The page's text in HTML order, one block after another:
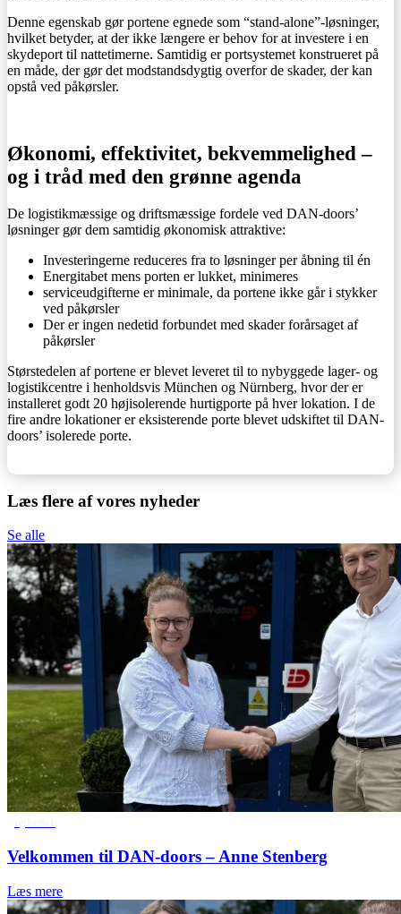
Denne egenskab gør portene egnede som “stand-alone”-løsninger,
hvilket betyder, at der ikke længere er behov for at investere i en
skydeport til nattetimerne. Samtidig er portsystemet konstrueret på
en måde, der gør det modstandsdygtig overfor de skader, der kan
opstå ved påkørsler.
Økonomi, effektivitet, bekvemmelighed –
og i tråd med den grønne agenda
De logistikmæssige og driftsmæssige fordele ved DAN-doors’
løsninger gør dem samtidig økonomisk attraktive:
Investeringerne reduceres fra to løsninger per åbning til én
Energitabet mens porten er lukket, minimeres
serviceudgifterne er minimale, da portene ikke går i stykker
ved påkørsler
Der er ingen nedetid forbundet med skader forårsaget af
påkørsler
Størstedelen af portene er blevet leveret til to nybyggede lager- og
logistikcentre i henholdsvis München og Nürnberg, hvor der er
installeret godt 20 højisolerende hurtigporte på hver lokation. I de
fire andre lokationer er eksisterende porte blevet udskiftet til DAN-
doors’ isolerede porte.
Læs flere af vores nyheder
Se alle
Velkommen til DAN-doors – Anne Stenberg
Læs mere